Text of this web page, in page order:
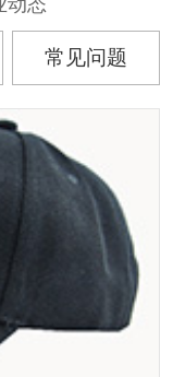
常见问题